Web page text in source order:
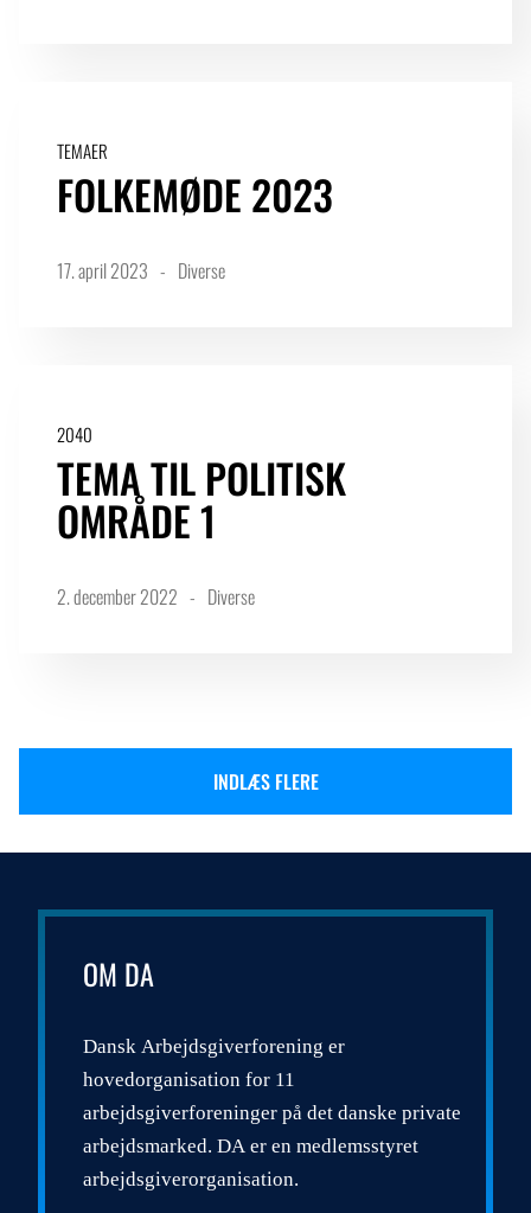
TEMAER
FOLKEMØDE 2023
17. april 2023 Diverse
2040
TEMA TIL POLITISK
OMRÅDE 1
2. december 2022 Diverse
INDLÆS FLERE
OM DA
Dansk Arbejdsgiverforening er
hovedorganisation for 11
arbejdsgiverforeninger på det danske private
arbejdsmarked. DA er en medlemsstyret
arbejdsgiverorganisation.